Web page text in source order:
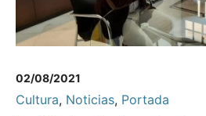
02/08/2021
Cultura, Noticias, Portada